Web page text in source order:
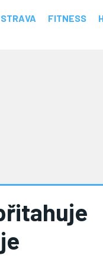
STRAVA FITNESS